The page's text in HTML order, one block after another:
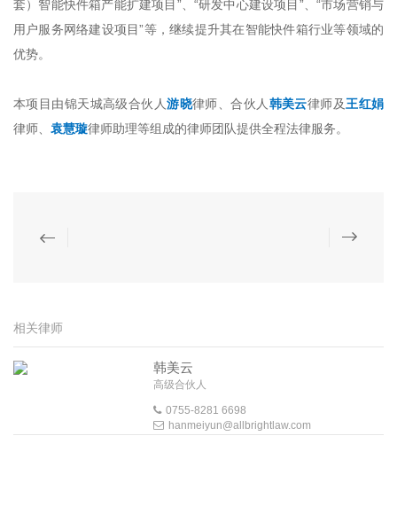
套）智能快件箱产能扩建项目”、“研发中心建设项目”、“市场营销与
用户服务网络建设项目”等，继续提升其在智能快件箱行业等领域的
优势。
本项目由锦天城高级合伙人游晓律师、合伙人 韩美云律师及王红娟
律师、 袁慧璇律师助理等组成的律师团队提供全程法律服务。
相关律师
韩美云
高级合伙人
0755-8281 6698
hanmeiyun@allbrightlaw.com